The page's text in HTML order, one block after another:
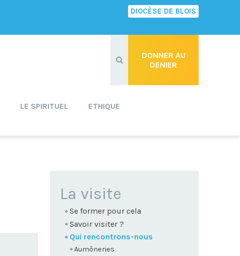
DIOCÈSE DE BLOIS
DONNER AU
DENIER
LE SPIRITUEL ETHIQUE
NAVIGATION
La visite
Se former pour cela
Savoir visiter ?
Qui rencontrons-nous
Aumôneries